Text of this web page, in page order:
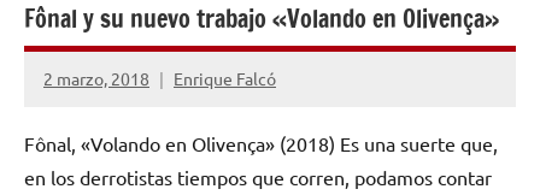
Fônal y su nuevo trabajo «Volando en Olivença»
2 marzo, 2018 Enrique Falcó
No
comentarios
Fônal, «Volando en Olivença» (2018) Es una suerte que,
en los derrotistas tiempos que corren, podamos contar